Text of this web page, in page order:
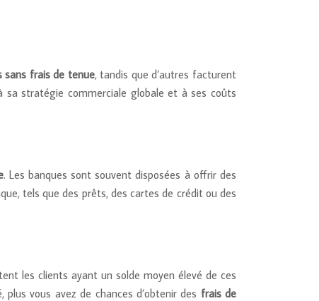
sans frais de tenue, tandis que d’autres facturent
stratégie commerciale globale et à ses coûts
. Les banques sont souvent disposées à offrir des
tels que des prêts, des cartes de crédit ou des
les clients ayant un solde moyen élevé de ces
vous avez de chances d’obtenir des frais de